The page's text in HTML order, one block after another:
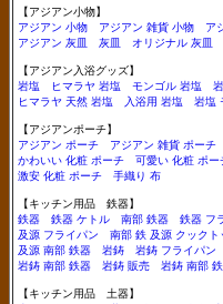
【アジアン小物】
アジアン 小物
アジアン 雑貨 小物 ア
アジアン 灰皿
灰皿 オリジナル 灰皿
【アジアン入浴グッズ】
岩塩
ヒマラヤ 岩塩 モンゴル 岩塩
ヒマラヤ 天然 岩塩
入浴用 岩塩 岩塩
【アジアンポーチ】
アジアン ポーチ
アジアン 雑貨 ポーチ
かわいい 化粧 ポーチ
可愛い 化粧 ポー
激安 化粧 ポーチ
手織り 布
【キッチン用品 鉄器】
鉄器
鉄器 ケトル 南部 鉄器 鉄器 フ
及源 フライパン
南部 鉄 及源 クックト
及源 南部 鉄器
岩鋳 岩鋳 フライパン
岩鋳 南部 鉄器
岩鋳 販売 岩鋳 南部 鉄
【キッチン用品 土器】